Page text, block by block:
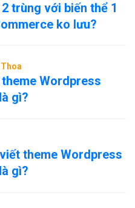
trùng với biến thể 1
ko lưu?
Wordpress
gì?
theme Wordpress
gì?